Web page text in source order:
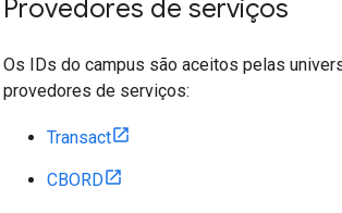
Provedores de serviços
Os IDs do campus são aceitos pelas
provedores de serviços:
Transact
CBORD